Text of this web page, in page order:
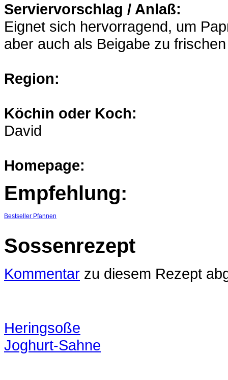
Serviervorschlag / Anlaß:
Eignet sich hervorragend, um
aber auch als Beigabe zu
Region:
Köchin oder Koch:
David
Homepage:
Empfehlung:
Bestseller Pfannen
Sossenrezept
Kommentar zu diesem Rezept
Heringsoße
Joghurt-Sahne